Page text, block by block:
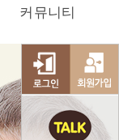
커뮤니티